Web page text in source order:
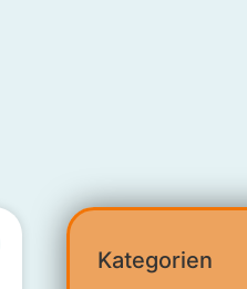
Kategorien